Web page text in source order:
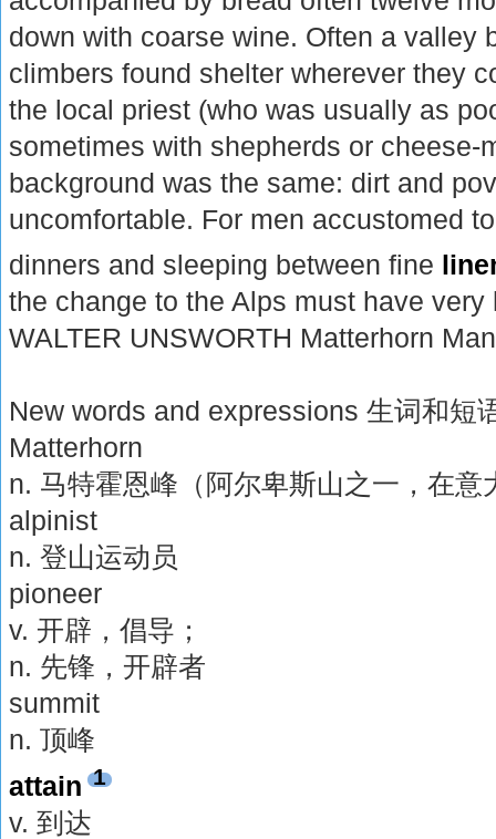
down with coarse wine. Often a valley
climbers found shelter wherever they
the local priest (who was usually as
sometimes with shepherds or cheese-
background was the same: dirt and
uncomfortable. For men accustomed
dinners and sleeping between fine
the change to the Alps must have very
WALTER UNSWORTH Matterhorn Man
New words and expressions 生词和短
Matterhorn
n. 马特霍恩峰（阿尔卑斯山之一，在意
alpinist
n. 登山运动员
pioneer
v. 开辟，倡导；
n. 先锋，开辟者
summit
n. 顶峰
attain 1
v. 到达